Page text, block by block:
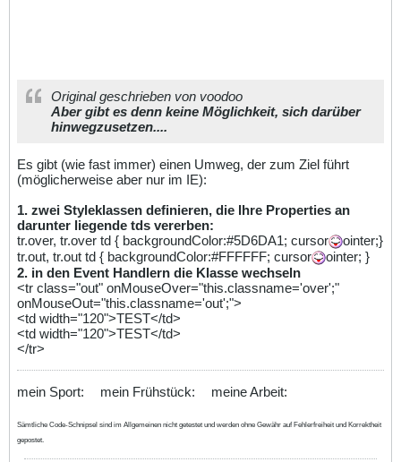
Original geschrieben von voodoo
Aber gibt es denn keine Möglichkeit, sich darüber
hinwegzusetzen....
Es gibt (wie fast immer) einen Umweg, der zum Ziel führt
(möglicherweise aber nur im IE):
1. zwei Styleklassen definieren, die Ihre Properties an
darunter liegende tds vererben:
tr.over, tr.over td { backgroundColor:#5D6DA1; cursor
ointer;}
tr.out, tr.out td { backgroundColor:#FFFFFF; cursor
ointer; }
2. in den Event Handlern die Klasse wechseln
<tr class="out" onMouseOver="this.classname='over';"
onMouseOut="this.classname='out';">
<td width="120">TEST</td>
<td width="120">TEST</td>
</tr>
mein Sport: mein Frühstück: meine Arbeit:
Sämtliche Code-Schnipsel sind im Allgemeinen nicht getestet und werden ohne Gewähr auf Fehlerfreiheit und Korrektheit
gepostet.